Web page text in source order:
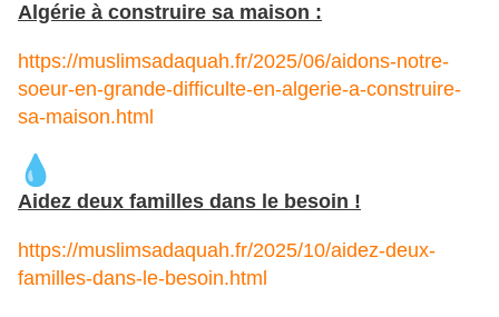
Algérie à construire sa maison :
https://muslimsadaquah.fr/2025/06/aidons-notre-
soeur-en-grande-difficulte-en-algerie-a-construire-
sa-maison.html
Aidez deux familles dans le besoin !
https://muslimsadaquah.fr/2025/10/aidez-deux-
familles-dans-le-besoin.html